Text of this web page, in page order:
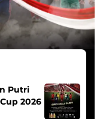
Putri
2026